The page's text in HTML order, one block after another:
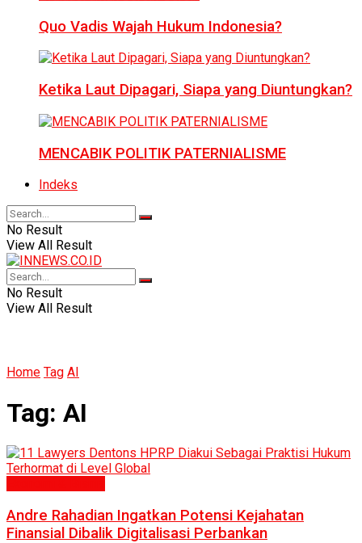
Quo Vadis Wajah Hukum Indonesia?
Ketika Laut Dipagari, Siapa yang Diuntungkan?
MENCABIK POLITIK PATERNIALISME
Indeks
No Result
View All Result
No Result
View All Result
Home Tag AI
Tag: AI
Andre Rahadian Ingatkan Potensi Kejahatan
Finansial Dibalik Digitalisasi Perbankan